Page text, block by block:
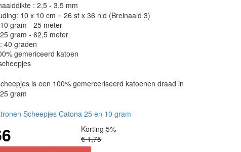
: 2,5 - 3,5 mm
10 x 10 cm = 26 st x 36 nld (Breinaald 3)
gram - 25 meter
gram - 62,5 meter
40 graden
gemericeerd katoen
is een 100% gemerceriseerd katoenen draad in
gram
Scheepjes Catona 25 en 10 gram
Korting 5%
€ 1,75